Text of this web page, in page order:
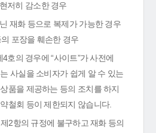
저히 감소한 경우
재화 등으로 복제가 가능한 경우
포장을 훼손한 경우
호의 경우에 “사이트”가 사전에
사실을 소비자가 쉽게 알 수 있는
품을 제공하는 등의 조치를 하지
철회 등이 제한되지 않습니다.
2항의 규정에 불구하고 재화 등의